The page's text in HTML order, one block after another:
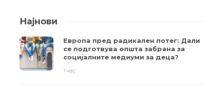
Најнови
Европа пред радикален потег: Дали
се подготвува општа забрана за
социјалните медиуми за деца?
1 час